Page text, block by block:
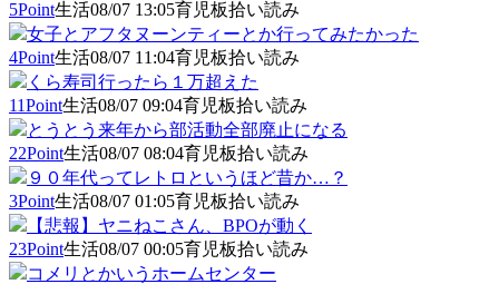
5Point生活08/07 13:05育児板拾い読み
女子とアフタヌーンティーとか行ってみたかった
4Point生活08/07 11:04育児板拾い読み
くら寿司行ったら１万超えた
11Point生活08/07 09:04育児板拾い読み
とうとう来年から部活動全部廃止になる
22Point生活08/07 08:04育児板拾い読み
９０年代ってレトロというほど昔か…？
3Point生活08/07 01:05育児板拾い読み
【悲報】ヤニねこさん、BPOが動く
23Point生活08/07 00:05育児板拾い読み
コメリとかいうホームセンター